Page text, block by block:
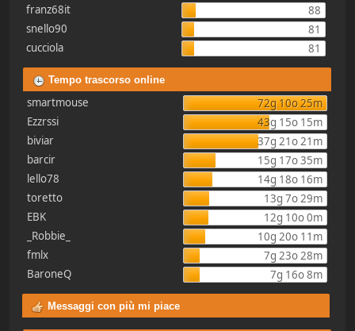
franz68it
88
snello90
81
cucciola
81
Tempo trascorso online
smartmouse
72g 10o 25m
Ezzrssi
43g 15o 15m
biviar
37g 21o 21m
barcir
15g 17o 35m
lello78
14g 18o 16m
toretto
13g 7o 29m
EBK
12g 10o 0m
_Robbie_
10g 20o 11m
fmlx
7g 23o 28m
BaroneQ
7g 16o 8m
Messaggi con più mi piace